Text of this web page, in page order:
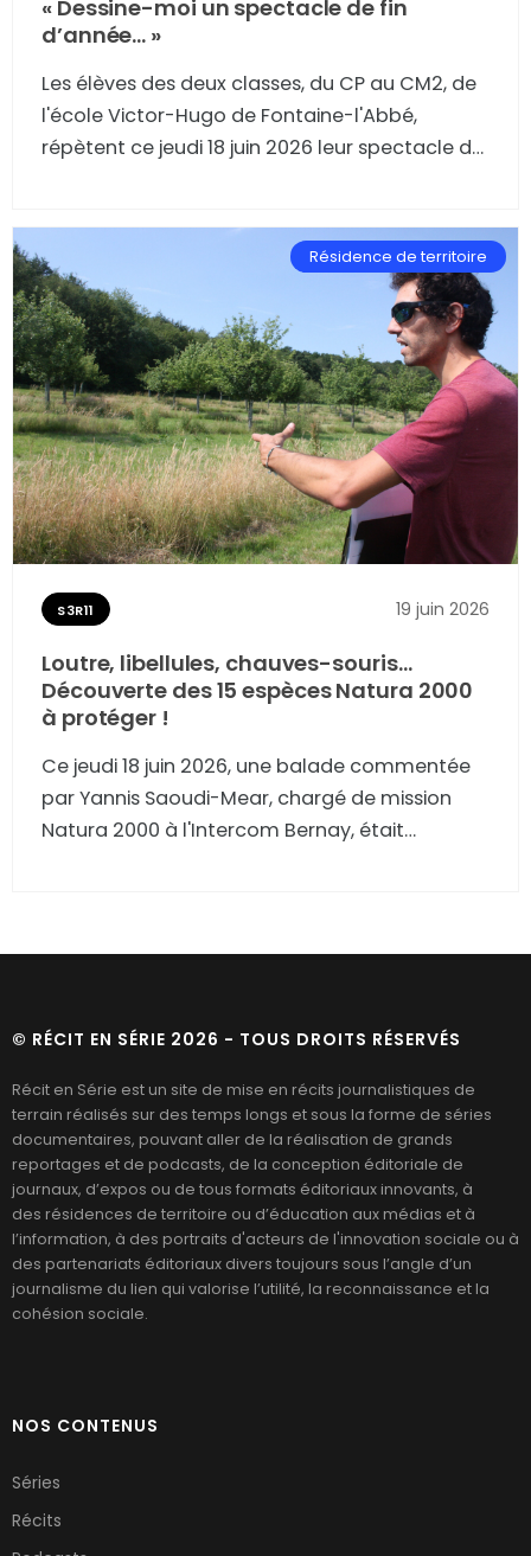
« Dessine-moi un spectacle de fin
d’année… »
Les élèves des deux classes, du CP au CM2, de
l'école Victor-Hugo de Fontaine-l'Abbé,
répètent ce jeudi 18 juin 2026 leur spectacle de
Résidence de territoire
S3R11 19 juin 2026
Loutre, libellules, chauves-souris…
Découverte des 15 espèces Natura 2000
à protéger !
Ce jeudi 18 juin 2026, une balade commentée
par Yannis Saoudi-Mear, chargé de mission
Natura 2000 à l'Intercom Bernay, était
© RÉCIT EN SÉRIE 2026 - TOUS DROITS RÉSERVÉS
Récit en Série est un site de mise en récits journalistiques de
terrain réalisés sur des temps longs et sous la forme de séries
documentaires, pouvant aller de la réalisation de grands
reportages et de podcasts, de la conception éditoriale de
journaux, d’expos ou de tous formats éditoriaux innovants, à
des résidences de territoire ou d’éducation aux médias et à
l’information, à des portraits d'acteurs de l'innovation sociale ou à
des partenariats éditoriaux divers toujours sous l’angle d’un
journalisme du lien qui valorise l’utilité, la reconnaissance et la
cohésion sociale.
NOS CONTENUS
Séries
Récits